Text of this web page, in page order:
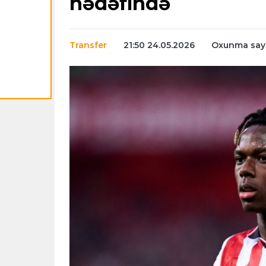
Transfer 21:50 24.05.2026 Oxunma